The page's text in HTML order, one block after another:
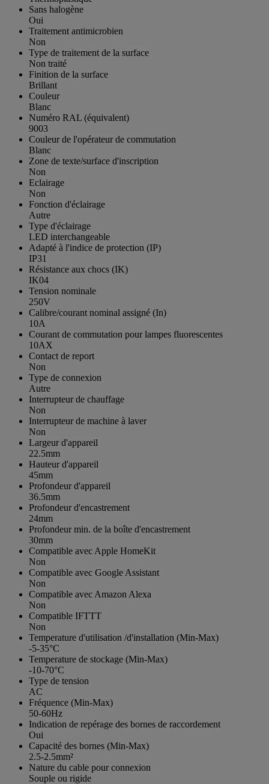
Sans halogène
Oui
Traitement antimicrobien
Non
Type de traitement de la surface
Non traité
Finition de la surface
Brillant
Couleur
Blanc
Numéro RAL (équivalent)
9003
Couleur de l'opérateur de commutation
Blanc
Zone de texte/surface d'inscription
Non
Eclairage
Non
Fonction d'éclairage
Autre
Type d'éclairage
LED interchangeable
Adapté à l'indice de protection (IP)
IP31
Résistance aux chocs (IK)
IK04
Tension nominale
250V
Calibre/courant nominal assigné (In)
10A
Courant de commutation pour lampes fluorescentes
10AX
Contact de report
Non
Type de connexion
Autre
Interrupteur de chauffage
Non
Interrupteur de machine à laver
Non
Largeur d'appareil
22.5mm
Hauteur d'appareil
45mm
Profondeur d'appareil
36.5mm
Profondeur d'encastrement
24mm
Profondeur min. de la boîte d'encastrement
30mm
Compatible avec Apple HomeKit
Non
Compatible avec Google Assistant
Non
Compatible avec Amazon Alexa
Non
Compatible IFTTT
Non
Temperature d'utilisation /d'installation (Min-Max)
-5-35°C
Temperature de stockage (Min-Max)
-10-70°C
Type de tension
AC
Fréquence (Min-Max)
50-60Hz
Indication de repérage des bornes de raccordement
Oui
Capacité des bornes (Min-Max)
2.5-2.5mm²
Nature du cable pour connexion
Souple ou rigide